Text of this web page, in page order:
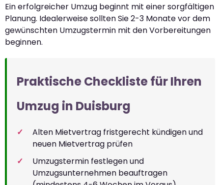
Ein erfolgreicher Umzug beginnt mit einer sorgfältigen
Planung. Idealerweise sollten Sie 2-3 Monate vor dem
gewünschten Umzugstermin mit den Vorbereitungen
beginnen.
Praktische Checkliste für Ihren
Umzug in Duisburg
Alten Mietvertrag fristgerecht kündigen und
neuen Mietvertrag prüfen
Umzugstermin festlegen und
Umzugsunternehmen beauftragen